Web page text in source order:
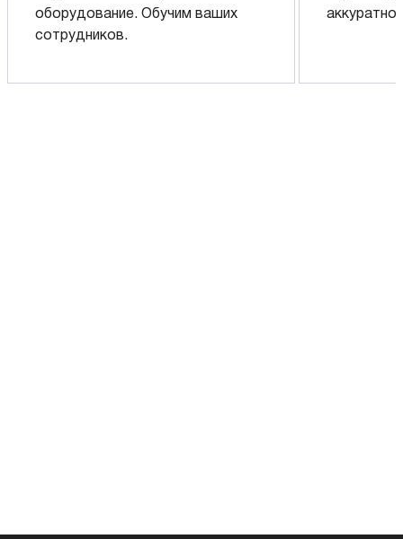
оборудование. Обучим ваших
сотрудников.
аккуратно